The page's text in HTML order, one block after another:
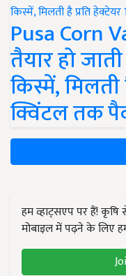
Pusa Corn
तैयार हो
किस्में, मिलती
क्विंटल तक
हम व्हाट्सएप पर हैं!
मोबाइल में पढ़ने के लिए